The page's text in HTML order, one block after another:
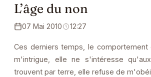
L’âge du non
07 Mai 2010 12:27
Ces derniers temps, le
m'intrigue, elle ne s'intéresse
trouvent par terre, elle refuse de